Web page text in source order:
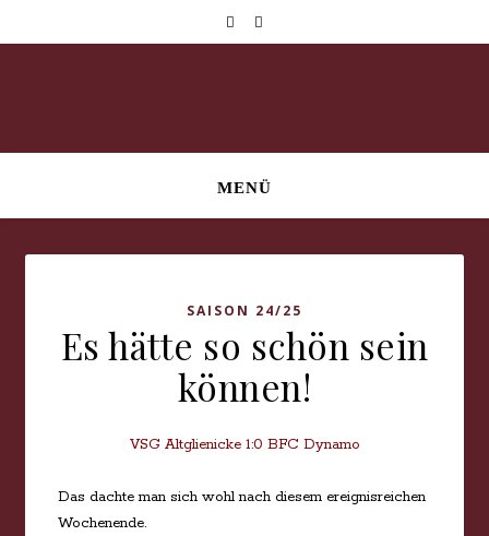
MENÜ
SAISON 24/25
Es hätte so schön sein
können!
VSG Altglienicke 1:0 BFC Dynamo
Das dachte man sich wohl nach diesem ereignisreichen
Wochenende.